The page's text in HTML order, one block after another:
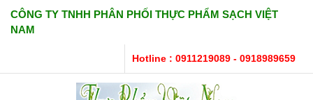
CÔNG TY TNHH PHÂN PHỐI THỰC PHẨM SẠCH VIỆT
NAM
Hotline : 0911219089 - 0918989659